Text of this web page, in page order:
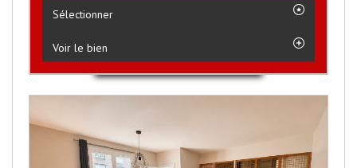
Sélectionner
Voir le bien